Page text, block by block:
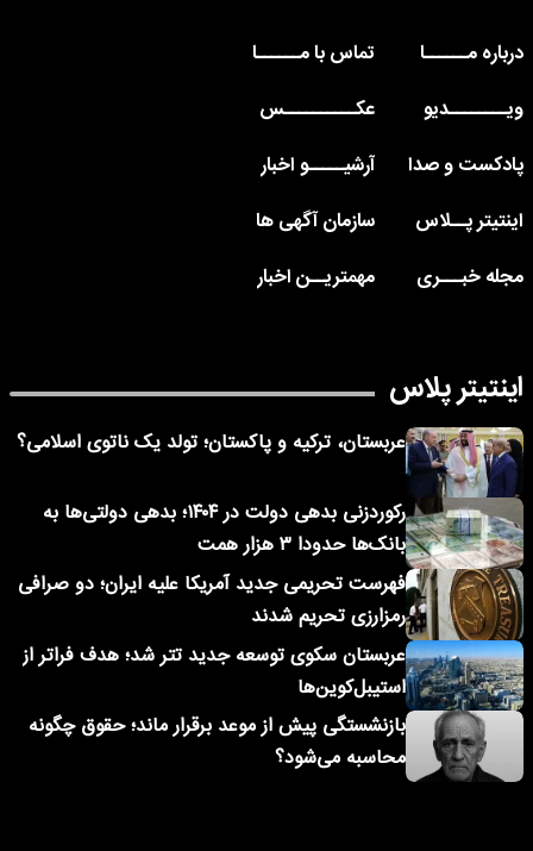
درباره مــــــا
تماس با مــــــا
ویــــــــدیو
عکــــــــــس
پادکست و صدا
آرشیـــــو اخبار
اینتیتر پــلاس
سازمان آگهی ها
مجله خبـــری
مهمتریــن اخبار
اینتیتر پلاس
عربستان، ترکیه و پاکستان؛ تولد یک ناتوی اسلامی؟
رکوردزنی بدهی دولت در ۱۴۰۴؛ بدهی دولتی‌ها به
بانک‌ها حدودا ۳ هزار همت
فهرست تحریمی جدید آمریکا علیه ایران؛ دو صرافی
رمزارزی تحریم شدند
عربستان سکوی توسعه جدید تتر شد؛ هدف فراتر از
استیبل‌کوین‌ها
بازنشستگی پیش از موعد برقرار ماند؛ حقوق چگونه
محاسبه می‌شود؟